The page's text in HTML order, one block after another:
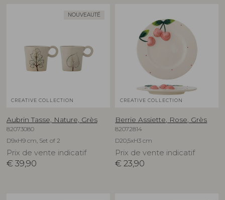
NOUVEAUTÉ
CREATIVE COLLECTION
Aubrin Tasse, Nature, Grès
82073080
D9xH9 cm, Set of 2
Prix de vente indicatif
€ 39,90
CREATIVE COLLECTION
Berrie Assiette, Rose, Grès
82072814
D20,5xH3 cm
Prix de vente indicatif
€ 23,90